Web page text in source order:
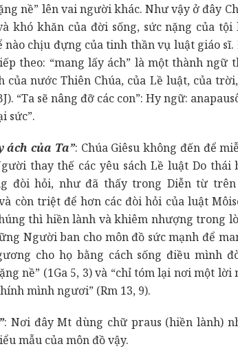
nề” lên vai người khác. Như vậy ở đây
khó khăn của đời sống, sức nặng của
nào chịu đựng của tinh thần vụ luật giáo
theo: “mang lấy ách” là một thành ngữ
của nước Thiên Chúa, của Lề luật, của
“Ta sẽ nâng đỡ các con”: Hy ngữ:
sức”.
ách của Ta”: Chúa Giêsu không đến để
thay thế các yêu sách Lề luật Do thái
đòi hỏi, như đã thấy trong Diễn từ
còn triệt để hơn các đòi hỏi của luật
thì hiền lành và khiêm nhượng trong
Người ban cho môn đồ sức mạnh để
cho họ bằng cách sống điều mình
nề” (1Ga 5, 3) và “chỉ tóm lại nơi một
mình ngươi” (Rm 13, 9).
: Nơi đây Mt dùng chữ praus (hiền lành)
mẫu của môn đồ vậy.